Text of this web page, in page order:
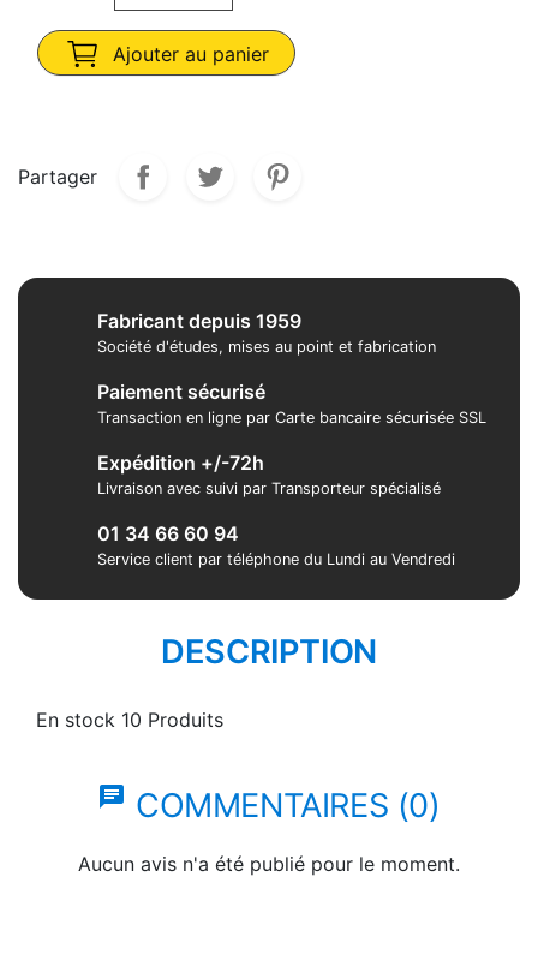
Ajouter au panier
Partager
Fabricant depuis 1959
Société d'études, mises au point et fabrication
Paiement sécurisé
Transaction en ligne par Carte bancaire sécurisée SSL
Expédition +/-72h
Livraison avec suivi par Transporteur spécialisé
01 34 66 60 94
Service client par téléphone du Lundi au Vendredi
DESCRIPTION
En stock 10 Produits
chat COMMENTAIRES (0)
Aucun avis n'a été publié pour le moment.